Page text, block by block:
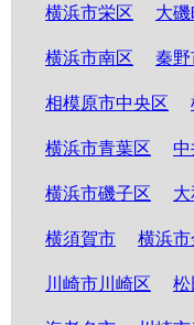
横浜市栄区 大
横浜市南区 秦野
相模原市中央区
横浜市青葉区 中
横浜市磯子区
横須賀市 横浜
川崎市川崎区 松